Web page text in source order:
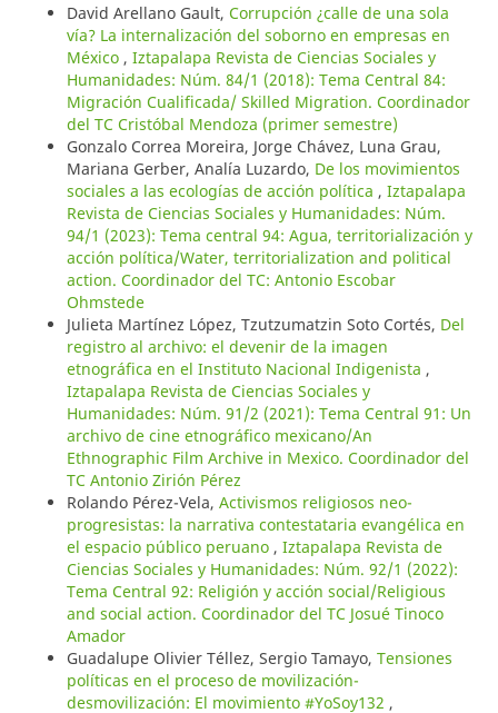
David Arellano Gault, Corrupción ¿calle de una sola
vía? La internalización del soborno en empresas en
México , Iztapalapa Revista de Ciencias Sociales y
Humanidades: Núm. 84/1 (2018): Tema Central 84:
Migración Cualificada/ Skilled Migration. Coordinador
del TC Cristóbal Mendoza (primer semestre)
Gonzalo Correa Moreira, Jorge Chávez, Luna Grau,
Mariana Gerber, Analía Luzardo, De los movimientos
sociales a las ecologías de acción política , Iztapalapa
Revista de Ciencias Sociales y Humanidades: Núm.
94/1 (2023): Tema central 94: Agua, territorialización y
acción política/Water, territorialization and political
action. Coordinador del TC: Antonio Escobar
Ohmstede
Julieta Martínez López, Tzutzumatzin Soto Cortés, Del
registro al archivo: el devenir de la imagen
etnográfica en el Instituto Nacional Indigenista ,
Iztapalapa Revista de Ciencias Sociales y
Humanidades: Núm. 91/2 (2021): Tema Central 91: Un
archivo de cine etnográfico mexicano/An
Ethnographic Film Archive in Mexico. Coordinador del
TC Antonio Zirión Pérez
Rolando Pérez-Vela, Activismos religiosos neo-
progresistas: la narrativa contestataria evangélica en
el espacio público peruano , Iztapalapa Revista de
Ciencias Sociales y Humanidades: Núm. 92/1 (2022):
Tema Central 92: Religión y acción social/Religious
and social action. Coordinador del TC Josué Tinoco
Amador
Guadalupe Olivier Téllez, Sergio Tamayo, Tensiones
políticas en el proceso de movilización-
desmovilización: El movimiento #YoSoy132 ,